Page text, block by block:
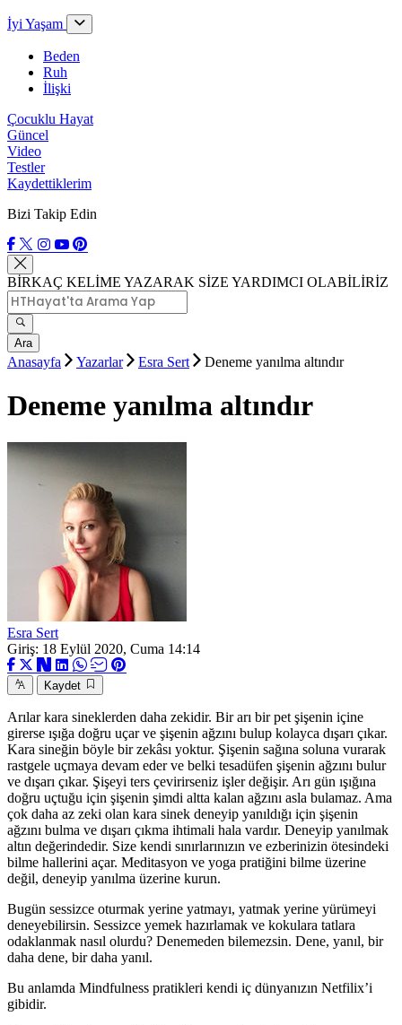
İyi Yaşam
Beden
Ruh
İlişki
Çocuklu Hayat
Güncel
Video
Testler
Kaydettiklerim
Bizi Takip Edin
BİRKAÇ KELİME YAZARAK SİZE YARDIMCI OLABİLİRİZ
Ara
Anasayfa Yazarlar Esra Sert Deneme yanılma altındır
Deneme yanılma altındır
Esra Sert
Giriş: 18 Eylül 2020, Cuma 14:14
Kaydet
Arılar kara sineklerden daha zekidir. Bir arı bir pet şişenin içine
girerse ışığa doğru uçar ve şişenin ağzını bulup kolayca dışarı çıkar.
Kara sineğin böyle bir zekâsı yoktur. Şişenin sağına soluna vurarak
rastgele uçmaya devam eder ve belki tesadüfen şişenin ağzını bulur
ve dışarı çıkar. Şişeyi ters çevirirseniz işler değişir. Arı gün ışığına
doğru uçtuğu için şişenin şimdi altta kalan ağzını asla bulamaz. Ama
çok daha az zeki olan kara sinek deneyip yanıldığı için şişenin
ağzını bulma ve dışarı çıkma ihtimali hala vardır. Deneyip yanılmak
altın değerindedir. Size kendi sınırlarınızın ve ezberinizin ötesindeki
bilme hallerini açar. Meditasyon ve yoga pratiğini bilme üzerine
değil, deneyip yanılma üzerine kurun.
Bugün sessizce oturmak yerine yatmayı, yatmak yerine yürümeyi
deneyebilirsin. Sessizce yemek hazırlamak ve kokulara tatlara
odaklanmak nasıl olurdu? Denemeden bilemezsin. Dene, yanıl, bir
daha dene, bir daha yanıl.
Bu anlamda Mindfulness pratikleri kendi iç dünyanızın Netfilix’i
gibidir.